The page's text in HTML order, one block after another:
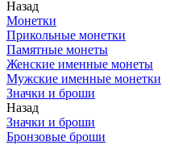
Назад
Монетки
Прикольные монетки
Памятные монеты
Женские именные монеты
Мужские именные монетки
Значки и броши
Назад
Значки и броши
Бронзовые броши